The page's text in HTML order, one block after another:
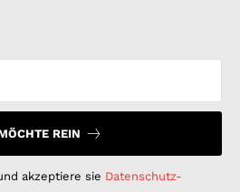
REIN
akzeptiere sie Datenschutz-